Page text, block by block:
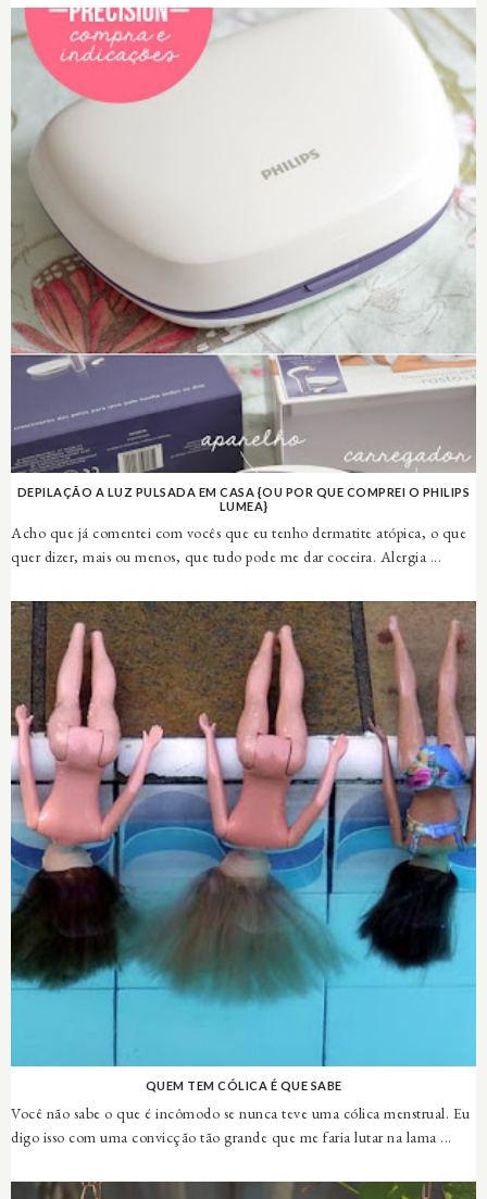
DEPILAÇÃO A LUZ PULSADA EM CASA {OU POR QUE COMPREI O PHILIPS
LUMEA}
Acho que já comentei com vocês que eu tenho dermatite atópica, o que
quer dizer, mais ou menos, que tudo pode me dar coceira. Alergia ...
QUEM TEM CÓLICA É QUE SABE
Você não sabe o que é incômodo se nunca teve uma cólica menstrual. Eu
digo isso com uma convicção tão grande que me faria lutar na lama ...